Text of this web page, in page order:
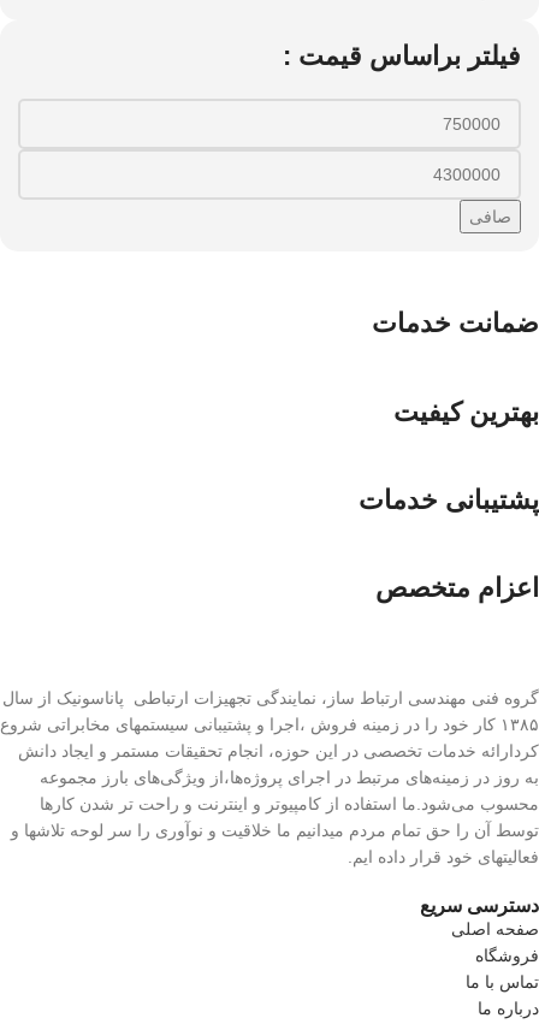
فیلتر براساس قیمت :
صافی
ضمانت خدمات
بهترین کیفیت
پشتیبانی خدمات
اعزام متخصص
گروه فنی مهندسی ارتباط ساز، نمایندگی تجهیزات ارتباطی پاناسونیک از سال
۱۳۸۵ کار خود را در زمینه فروش ،اجرا و پشتیبانی سیستمهای مخابراتی شروع
کردارائه خدمات تخصصی در این حوزه، انجام تحقیقات مستمر و ایجاد دانش
به‌ روز در زمینه‌های مرتبط در اجرای پروژه‌ها،از ویژگی‌های بارز مجموعه
محسوب می‌شود.ما استفاده از کامپیوتر و اینترنت و راحت تر شدن کارها
توسط آن را حق تمام مردم میدانیم ما خلاقیت و نوآوری را سر لوحه تلاشها و
فعالیتهای خود قرار داده ایم.
دسترسی سریع
صفحه اصلی
فروشگاه
تماس با ما
درباره ما